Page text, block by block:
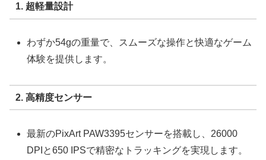
1. 超軽量設計
わずか54gの重量で、スムーズな操作と快適なゲーム
体験を提供します。
2. 高精度センサー
最新のPixArt PAW3395センサーを搭載し、26000
DPIと650 IPSで精密なトラッキングを実現します。